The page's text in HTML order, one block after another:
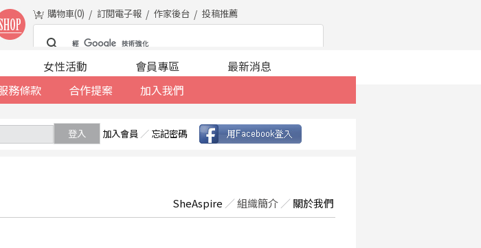
購物車(0) 訂閱電子報 作家後台 投稿推薦
務條款 合作提案 加入我們
女性活動 會員專區 最新消息
登入 加入會員 ／ 忘記密碼
SheAspire ／組織簡介 ／ 關於我們